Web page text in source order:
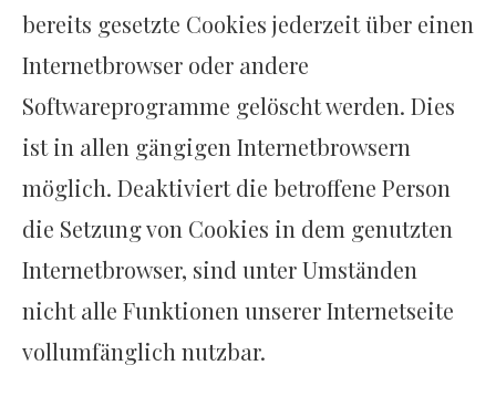
bereits gesetzte Cookies jederzeit über einen
Internetbrowser oder andere
Softwareprogramme gelöscht werden. Dies
ist in allen gängigen Internetbrowsern
möglich. Deaktiviert die betroffene Person
die Setzung von Cookies in dem genutzten
Internetbrowser, sind unter Umständen
nicht alle Funktionen unserer Internetseite
vollumfänglich nutzbar.